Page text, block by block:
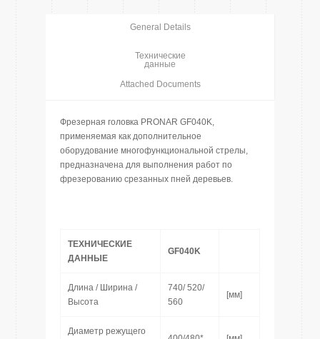
General Details
Технические
данные
Attached Documents
Фрезерная головка PRONAR GF040K,
применяемая как дополнительное
оборудование многофункциональной стрелы,
предназначена для выполнения работ по
фрезерованию срезанных пней деревьев.
ТЕХНИЧЕСКИЕ
ДАННЫЕ
GF040K
Длина / Ширина /
Высота
740/ 520/
560
[мм]
Диаметр режущего